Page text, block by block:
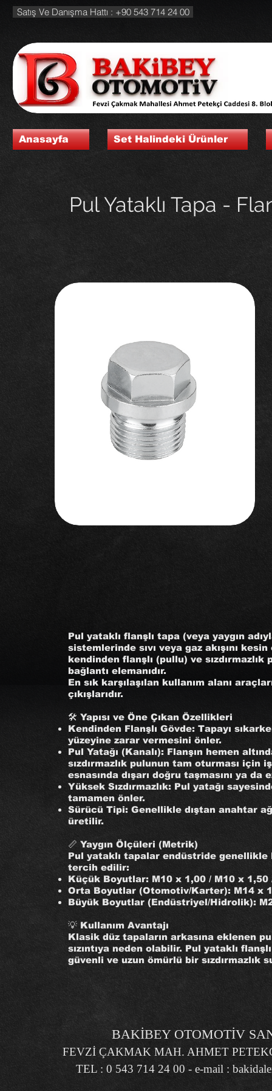
Satış Ve Danışma Hattı : +90 543 714 24 00
Anasayfa Set Halindeki Ürünler
Pul Yataklı Tapa -
Pul yataklı flanşlı tapa (veya yaygın
sistemlerinde sıvı veya gaz akışını
kendinden flanşlı (pullu) ve
bağlantı elemanıdır.
En sık karşılaşılan kullanım alanı
çıkışlarıdır.
🛠️ Yapısı ve Öne Çıkan Özellikleri
Kendinden Flanşlı Gövde: Tapayı
yüzeyine zarar vermesini önler.
Pul Yatağı (Kanalı): Flanşın hemen
sızdırmazlık pulunun tam oturması
esnasında dışarı doğru taşmasını ya
Yüksek Sızdırmazlık: Pul yatağı
tamamen önler.
Sürücü Tipi: Genellikle dıştan anahtar
üretilir.
📏 Yaygın Ölçüleri (Metrik)
Pul yataklı tapalar endüstride
tercih edilir:
Küçük Boyutlar: M10 x 1,00 / M10 x 1,50
Orta Boyutlar (Otomotiv/Karter): M14 x
Büyük Boyutlar (Endüstriyel/Hidrolik):
💡 Kullanım Avantajı
Klasik düz tapaların arkasına eklenen
sızıntıya neden olabilir. Pul yataklı
güvenli ve uzun ömürlü bir sızdırmazlık
BAKİBEY OTOMOTİV
FEVZİ ÇAKMAK MAH. AHMET
TEL : 0 543 714 24 00 - e-mail :